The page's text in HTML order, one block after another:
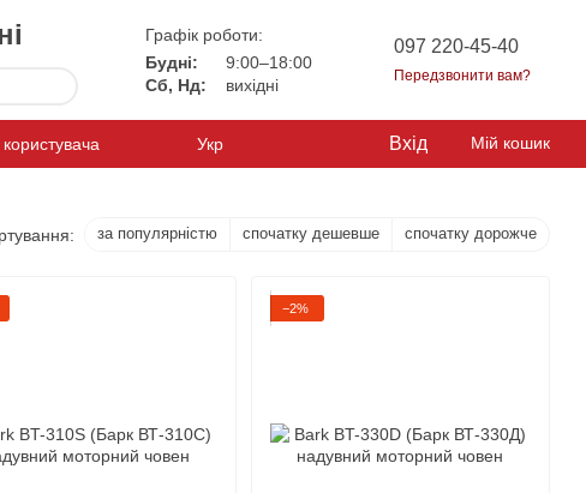
Графік роботи:
Будні:
9:00–18:00
Сб, Нд:
вихідні
097 220-45-40
Передзвонити вам?
Укр Вхід Мій кошик
за популярністю спочатку дешевше спочатку дорожче
−2%